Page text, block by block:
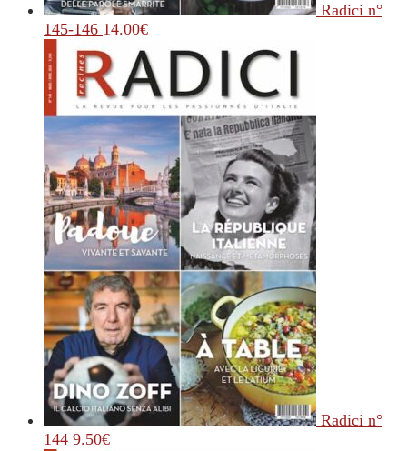
Radici n°
145-146 14.00€
Radici n°
144 9.50€